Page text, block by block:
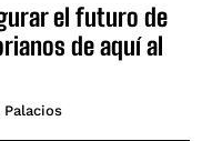
el futuro de
de aquí al